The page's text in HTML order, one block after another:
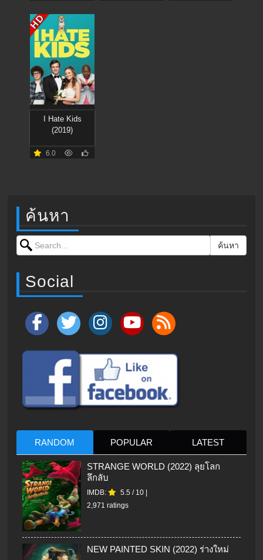
HD
I Hate Kids
(2019)
6.0
ค้นหา
Search for: ค้นหา
Social
RANDOM POPULAR LATEST
STRANGE WORLD (2022) ลุยโลก
ลึกลับ
IMDB: 5.5 / 10
2,971 ratings
NEW PAINTED SKIN (2022) ร่างใหม่